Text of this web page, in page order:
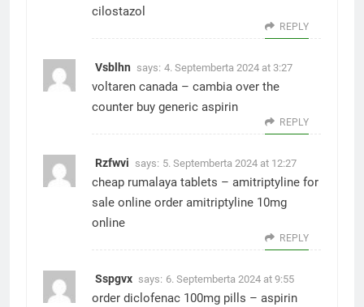
cilostazol
REPLY
Vsblhn says: 4. Septemberta 2024 at 3:27
voltaren canada – cambia over the
counter buy generic aspirin
REPLY
Rzfwvi says: 5. Septemberta 2024 at 12:27
cheap rumalaya tablets – amitriptyline for
sale online order amitriptyline 10mg
online
REPLY
Sspgvx says: 6. Septemberta 2024 at 9:55
order diclofenac 100mg pills – aspirin